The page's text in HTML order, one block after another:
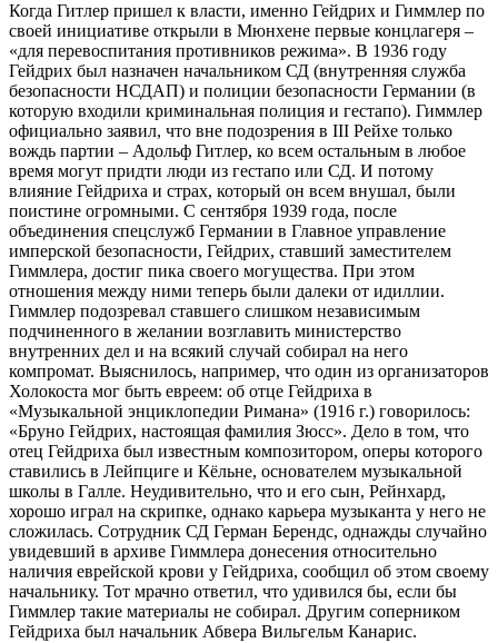
Когда Гитлер пришел к власти, именно Гейдрих и Гиммлер по
своей инициативе открыли в Мюнхене первые концлагеря –
«для перевоспитания противников режима». В 1936 году
Гейдрих был назначен начальником СД (внутренняя служба
безопасности НСДАП) и полиции безопасности Германии (в
которую входили криминальная полиция и гестапо). Гиммлер
официально заявил, что вне подозрения в III Рейхе только
вождь партии – Адольф Гитлер, ко всем остальным в любое
время могут придти люди из гестапо или СД. И потому
влияние Гейдриха и страх, который он всем внушал, были
поистине огромными. С сентября 1939 года, после
объединения спецслужб Германии в Главное управление
имперской безопасности, Гейдрих, ставший заместителем
Гиммлера, достиг пика своего могущества. При этом
отношения между ними теперь были далеки от идиллии.
Гиммлер подозревал ставшего слишком независимым
подчиненного в желании возглавить министерство
внутренних дел и на всякий случай собирал на него
компромат. Выяснилось, например, что один из организаторов
Холокоста мог быть евреем: об отце Гейдриха в
«Музыкальной энциклопедии Римана» (1916 г.) говорилось:
«Бруно Гейдрих, настоящая фамилия Зюсс». Дело в том, что
отец Гейдриха был известным композитором, оперы которого
ставились в Лейпциге и Кёльне, основателем музыкальной
школы в Галле. Неудивительно, что и его сын, Рейнхард,
хорошо играл на скрипке, однако карьера музыканта у него не
сложилась. Сотрудник СД Герман Берендс, однажды случайно
увидевший в архиве Гиммлера донесения относительно
наличия еврейской крови у Гейдриха, сообщил об этом своему
начальнику. Тот мрачно ответил, что удивился бы, если бы
Гиммлер такие материалы не собирал. Другим соперником
Гейдриха был начальник Абвера Вильгельм Канарис.